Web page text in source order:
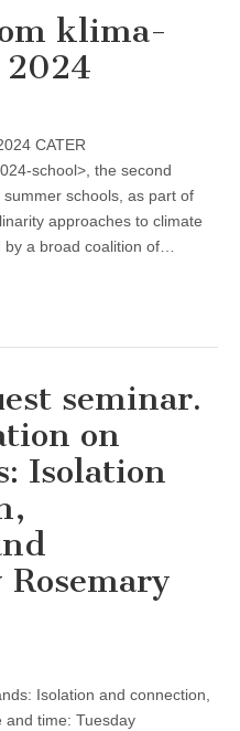
klima-
2024
CATER
school>, the second
schools, as part of
approaches to climate
by a broad coalition of…
seminar.
on
Isolation
Isolation and connection,
and time: Tuesday